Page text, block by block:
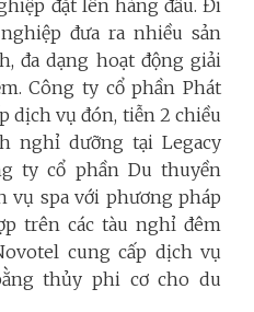
đặt lên hàng đầu. Đi
đưa ra nhiều sản
đa dạng hoạt động giải
Công ty cổ phần Phát
dịch vụ đón, tiễn 2 chiều
nghỉ dưỡng tại Legacy
ty cổ phần Du thuyền
vụ spa với phương pháp
trên các tàu nghỉ đêm
cung cấp dịch vụ
thủy phi cơ cho du